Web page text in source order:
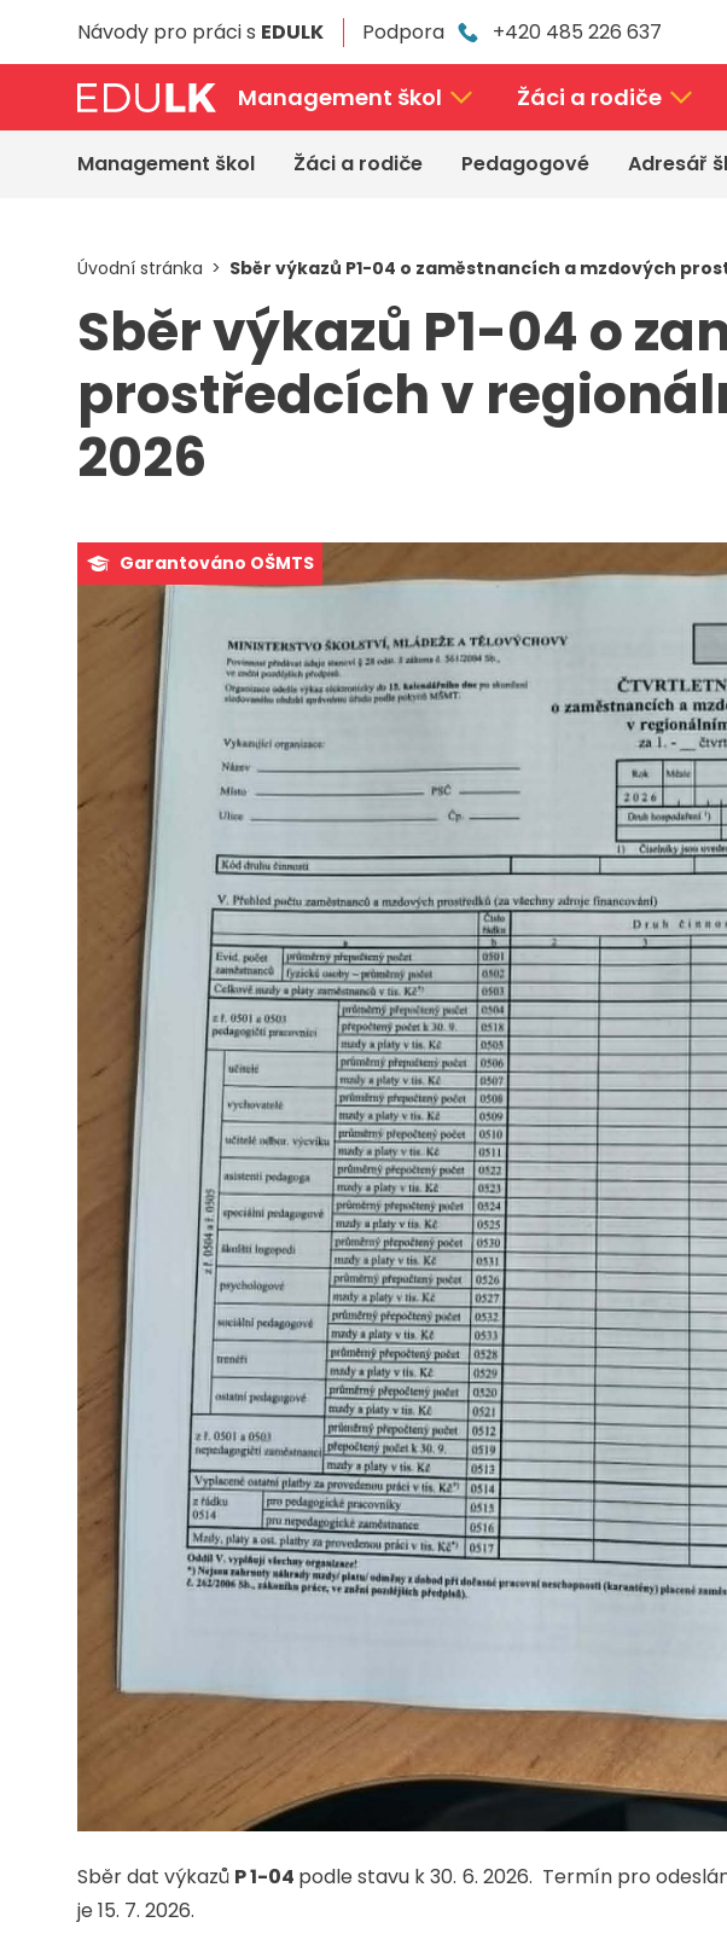
Návody pro práci s EDULK Podpora +420 485 226 637
Management škol Žáci a rodiče
Management škol Žáci a rodiče Pedagogové Adresář
Úvodní stránka Sběr výkazů P1-04 o zaměstnancích a mzdových
Sběr výkazů P1-04 o
prostředcích v
2026
Garantováno OŠMTS
Sběr dat výkazů P 1-04 podle stavu k 30. 6. 2026. Termín pro
je 15. 7. 2026.